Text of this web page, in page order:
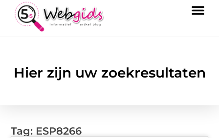
Hier zijn uw zoekresultaten
Tag: ESP8266